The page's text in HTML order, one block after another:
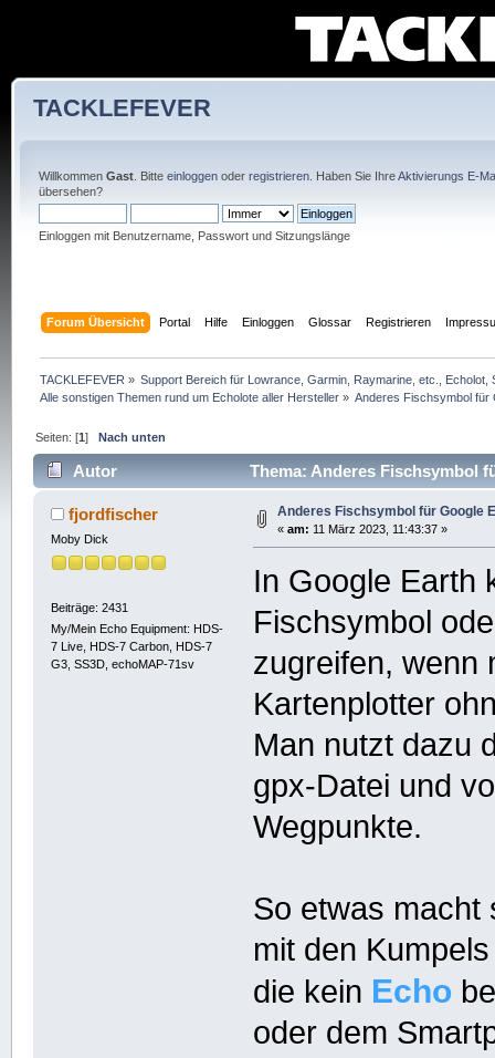
TACKLEFEVER
Willkommen Gast. Bitte einloggenoder registrieren. Haben Sie IhreAktivierungs E-
übersehen?
Einloggen mit Benutzername, Passwort und Sitzungslänge
Forum Übersicht Portal Hilfe Einloggen Glossar Registrieren
TACKLEFEVER » Support Bereich für Lowrance, Garmin, Raymarine, etc.,
Alle sonstigen Themen rund um Echolote aller Hersteller » Anderes Fischsymbol für
Seiten: [1]Nach unten
Autor Thema: Anderes Fischsymbol
fjordfischer
Moby Dick
Beiträge: 2431
My/Mein Echo Equipment: HDS-
7 Live, HDS-7 Carbon, HDS-7
G3, SS3D, echoMAP-71sv
Anderes Fischsymbol für Google
« am: 11 März 2023, 11:43:37 »
In Google Earth
Fischsymbol
zugreifen, wenn
Kartenplotter
Man nutzt dazu
gpx-Datei und
Wegpunkte.
So etwas macht
mit den
die kein Echo
oder dem